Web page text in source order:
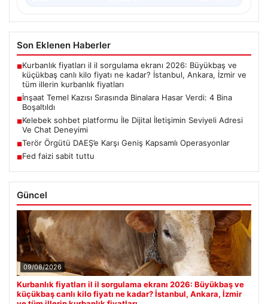
Son Eklenen Haberler
■Kurbanlık fiyatları il il sorgulama ekranı 2026: Büyükbaş ve
küçükbaş canlı kilo fiyatı ne kadar? İstanbul, Ankara, İzmir ve
tüm illerin kurbanlık fiyatları
■İnşaat Temel Kazısı Sırasında Binalara Hasar Verdi: 4 Bina
Boşaltıldı
■Kelebek sohbet platformu İle Dijital İletişimin Seviyeli Adresi
Ve Chat Deneyimi
■Terör Örgütü DAEŞ’e Karşı Geniş Kapsamlı Operasyonlar
■Fed faizi sabit tuttu
Güncel
09/08/2026
Kurbanlık fiyatları il il sorgulama ekranı 2026: Büyükbaş ve
küçükbaş canlı kilo fiyatı ne kadar? İstanbul, Ankara, İzmir